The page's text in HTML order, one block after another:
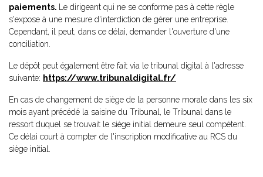
paiements.
Le dirigeant qui ne se conforme pas à cette règle
s'expose à une mesure d'interdiction de gérer une entreprise.
Cependant, il peut, dans ce délai, demander l'ouverture d'une
conciliation.
Le dépôt peut également être fait via le tribunal digital à l'adresse
suivante: https://www.tribunaldigital.fr/
En cas de changement de siège de la personne morale dans les six
mois ayant précédé la saisine du Tribunal, le Tribunal dans le
ressort duquel se trouvait le siège initial demeure seul compétent.
Ce délai court à compter de l'inscription modificative au RCS du
siège initial.